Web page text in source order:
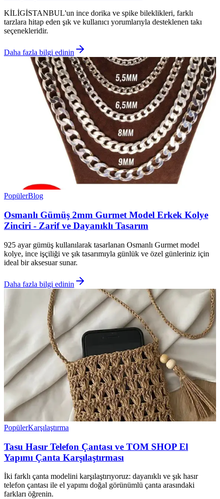
KİLİGİSTANBUL'un ince dorika ve spike bileklikleri, farklı
tarzlara hitap eden şık ve kullanıcı yorumlarıyla desteklenen takı
seçenekleridir.
Daha fazla bilgi edinin
PopülerBlog
Osmanlı Gümüş 2mm Gurmet Model Erkek Kolye
Zinciri - Zarif ve Dayanıklı Tasarım
925 ayar gümüş kullanılarak tasarlanan Osmanlı Gurmet model
kolye, ince işçiliği ve şık tasarımıyla günlük ve özel günleriniz için
ideal bir aksesuar sunar.
Daha fazla bilgi edinin
PopülerKarşılaştırma
Tasu Hasır Telefon Çantası ve TOM SHOP El
Yapımı Çanta Karşılaştırması
İki farklı çanta modelini karşılaştırıyoruz: dayanıklı ve şık hasır
telefon çantası ile el yapımı doğal görünümlü çanta arasındaki
farkları öğrenin.